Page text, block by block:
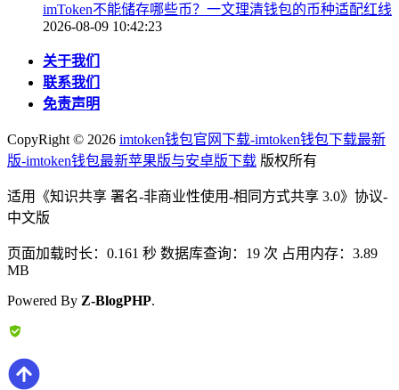
imToken不能储存哪些币？一文理清钱包的币种适配红线
2026-08-09 10:42:23
关于我们
联系我们
免责声明
CopyRight © 2026 imtoken钱包官网下载-imtoken钱包下载最新
版-imtoken钱包最新苹果版与安卓版下载 版权所有
适用《知识共享 署名-非商业性使用-相同方式共享 3.0》协议-
中文版
页面加载时长：0.161 秒 数据库查询：19 次 占用内存：3.89
MB
Powered By Z-BlogPHP.